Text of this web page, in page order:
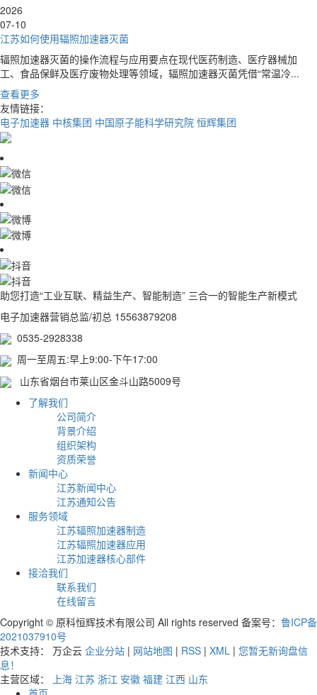
2026
07-10
江苏如何使用辐照加速器灭菌
辐照加速器灭菌的操作流程与应用要点在现代医药制造、医疗器械加
工、食品保鲜及医疗废物处理等领域，辐照加速器灭菌凭借“常温冷...
查看更多
友情链接：
电子加速器 中核集团 中国原子能科学研究院 恒辉集团
助您打造“工业互联、精益生产、智能制造” 三合一的智能生产新模式
电子加速器营销总监/初总 15563879208
0535-2928338
周一至周五:早上9:00-下午17:00
山东省烟台市莱山区金斗山路5009号
了解我们
公司简介
背景介绍
组织架构
资质荣誉
新闻中心
江苏新闻中心
江苏通知公告
服务领域
江苏辐照加速器制造
江苏辐照加速器应用
江苏加速器核心部件
接洽我们
联系我们
在线留言
Copyright © 原科恒辉技术有限公司 All rights reserved 备案号： 鲁ICP备
2021037910号
技术支持： 万企云 企业分站 | 网站地图 | RSS | XML | 您暂无新询盘信
息！
主营区域：
上海 江苏 浙江 安徽 福建 江西 山东